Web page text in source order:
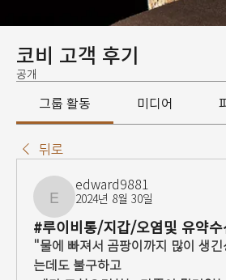
코비 고객 후기
공개
그룹 활동 미디어
뒤로
edward9881
edward9881
2024년 8월 30일
#루이비통/지갑/오염및 유약수
"물에 빠져서 곰팡이까지 많이 생
는데도 불구하고